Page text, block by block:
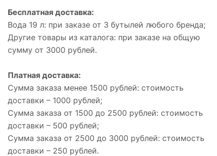
Бесплатная доставка:
Вода 19 л: при заказе от 3 бутылей любого бренда;
Другие товары из каталога: при заказе на общую
сумму от 3000 рублей.
Платная доставка:
Сумма заказа менее 1500 рублей: стоимость
доставки – 1000 рублей;
Сумма заказа от 1500 до 2500 рублей: стоимость
доставки – 500 рублей;
Сумма заказа от 2500 до 3000 рублей: стоимость
доставки – 250 рублей.